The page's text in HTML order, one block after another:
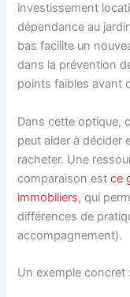
investissement
dépendance au
bas facilite un
dans la prévention
points faibles avant
Dans cette optique,
peut aider à décider
racheter. Une
comparaison estce
immobiliers, qui
différences de
accompagnement).
Un exemple concret